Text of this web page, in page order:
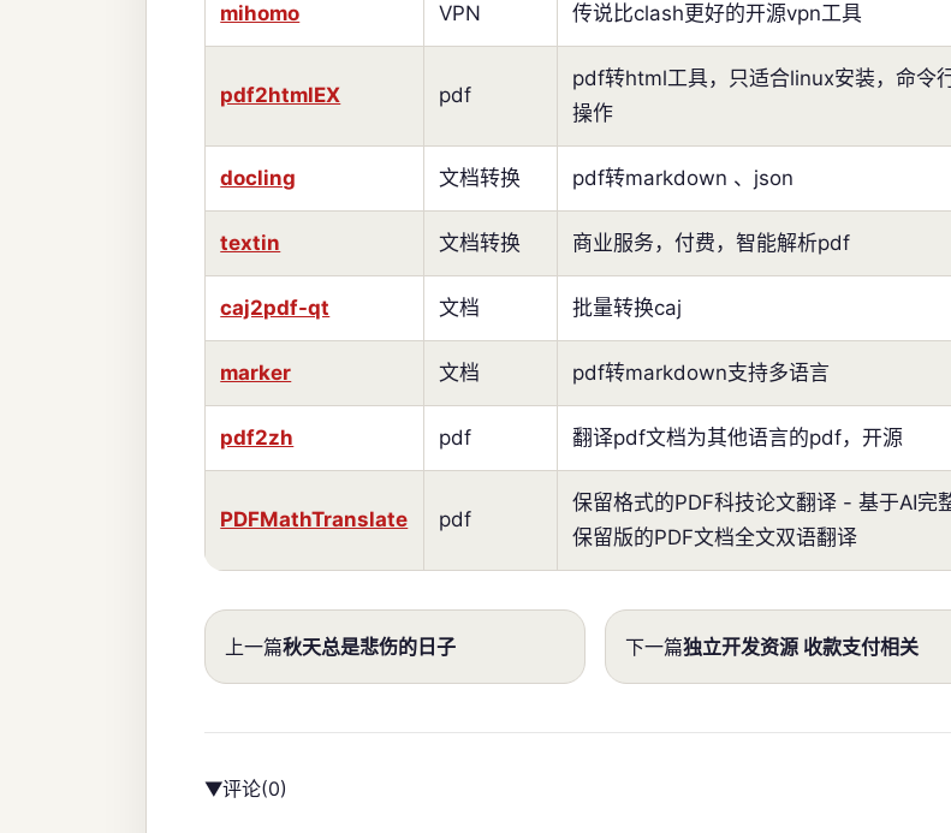
mihomo VPN 传说比clash更好的开源vpn工具
pdf2htmlEX pdf
pdf转html工具，只适合linux安装，命令
操作
docling 文档转换 pdf转markdown 、json
textin 文档转换 商业服务，付费，智能解析pdf
caj2pdf-qt 文档 批量转换caj
marker 文档 pdf转markdown支持多语言
pdf2zh pdf 翻译pdf文档为其他语言的pdf，开源
PDFMathTranslate pdf
保留格式的PDF科技论文翻译 - 基于AI完
保留版的PDF文档全文双语翻译
上一篇秋天总是悲伤的日子 下一篇独立开发资源 收款支付相关
▶评论(0)